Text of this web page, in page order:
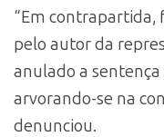
“Em
pelo autor da
anulado a
arvorando-se na
denunciou.